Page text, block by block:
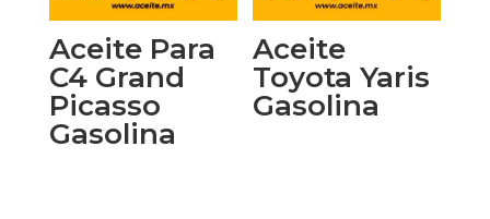
Aceite Para
C4 Grand
Picasso
Gasolina
Aceite
Toyota Yaris
Gasolina